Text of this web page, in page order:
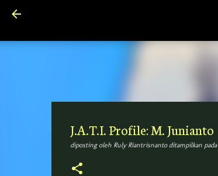
J.A.T.I. Profile: M. Junianto
diposting oleh Ruly Riantrisnanto ditampilkan pada